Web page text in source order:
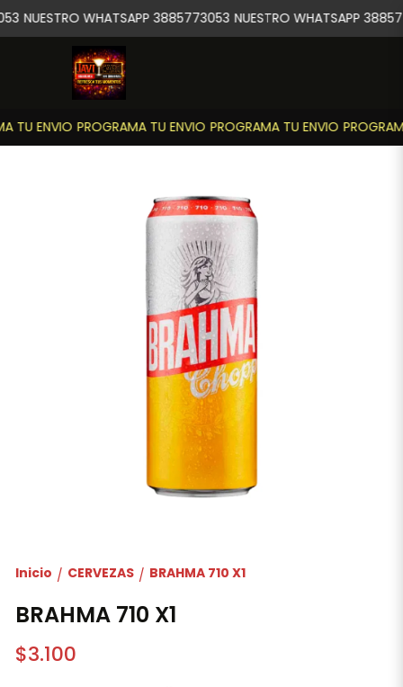
TU ENVIO PROGRAMA TU ENVIO PROGRAMA TU ENVIO
NUESTRO WHATSAPP 3885773053 NUESTRO WHATSAPP
Inicio / CERVEZAS / BRAHMA 710 X1
BRAHMA 710 X1
$3.100